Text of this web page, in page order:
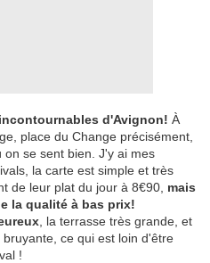
d'Avignon! À
place du Change précisément,
se sent bien. J'y ai mes
la carte est simple et très
de leur plat du jour à 8€90, mais
la qualité à bas prix!
, la terrasse très grande, et
ce qui est loin d'être
!